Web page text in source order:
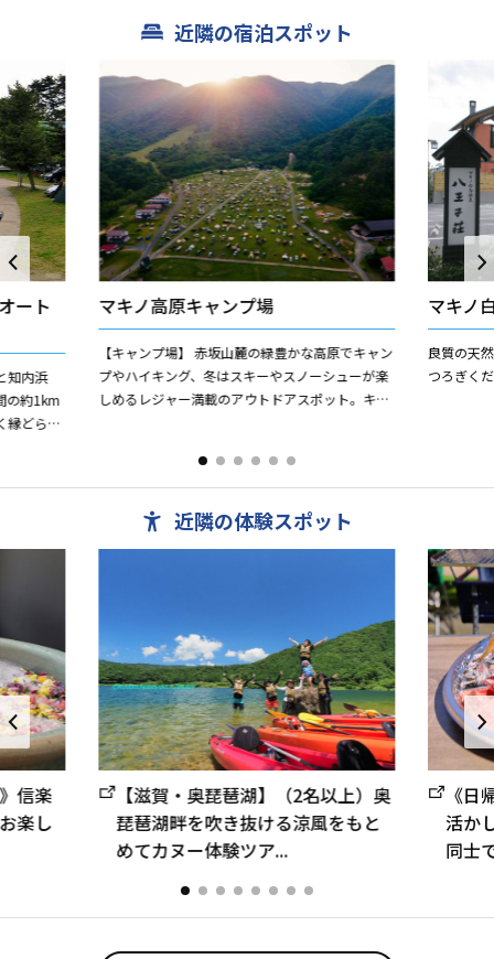
近隣の宿泊スポット
ート
知内浜
の約1km
縁どられ
マキノ高原キャンプ場
【キャンプ場】 赤坂山麓の緑豊かな高原でキャン
プやハイキング、冬はスキーやスノーシューが楽
しめるレジャー満載のアウトドアスポット。キャ
マキノ
良質の天
つろぎく
近隣の体験スポット
信楽
楽し
【滋賀・奥琵琶湖】（2名以上）奥
琵琶湖畔を吹き抜ける涼風をもと
めてカヌー体験ツア...
《日
活か
同士